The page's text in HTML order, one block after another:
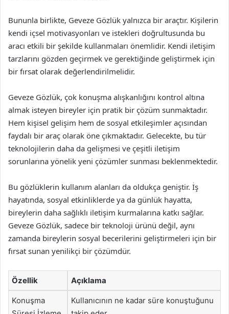
Bununla birlikte, Geveze Gözlük yalnızca bir araçtır. Kişilerin
kendi içsel motivasyonları ve istekleri doğrultusunda bu
aracı etkili bir şekilde kullanmaları önemlidir. Kendi iletişim
tarzlarını gözden geçirmek ve gerektiğinde geliştirmek için
bir fırsat olarak değerlendirilmelidir.
Geveze Gözlük, çok konuşma alışkanlığını kontrol altına
almak isteyen bireyler için pratik bir çözüm sunmaktadır.
Hem kişisel gelişim hem de sosyal etkileşimler açısından
faydalı bir araç olarak öne çıkmaktadır. Gelecekte, bu tür
teknolojilerin daha da gelişmesi ve çeşitli iletişim
sorunlarına yönelik yeni çözümler sunması beklenmektedir.
Bu gözlüklerin kullanım alanları da oldukça geniştir. İş
hayatında, sosyal etkinliklerde ya da günlük hayatta,
bireylerin daha sağlıklı iletişim kurmalarına katkı sağlar.
Geveze Gözlük, sadece bir teknoloji ürünü değil, aynı
zamanda bireylerin sosyal becerilerini geliştirmeleri için bir
fırsat sunan yenilikçi bir çözümdür.
Özellik Açıklama
Konuşma
Kullanıcının ne kadar süre konuştuğunu